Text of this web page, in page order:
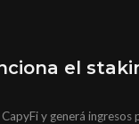
el
y generá ingresos